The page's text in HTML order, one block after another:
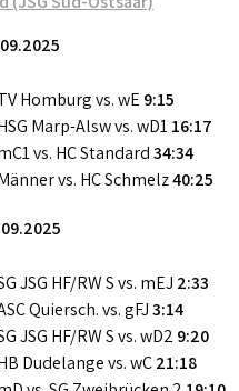
Homburg vs. wE 9:15
Marp-Alsw vs. wD116:17
vs. HC Standard34:34
vs. HC Schmelz40:25
JSG HF/RW S vs. mEJ 2:33
Quiersch. vs. gFJ3:14
JSG HF/RW S vs. wD2 9:20
Dudelange vs. wC21:18